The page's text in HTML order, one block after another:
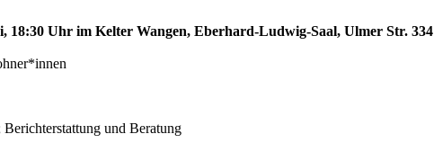
18:30 Uhr im Kelter Wangen, Eberhard-Ludwig-Saal, Ulmer Str. 334
und Beratung